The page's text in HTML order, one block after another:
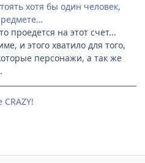
хотя бы один человек,
проедется на этот счет...
и этого хватило для того,
персонажи, а так же